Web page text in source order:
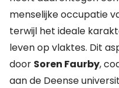
menselijke occupatie
terwijl het ideale
leven op vlaktes. Dit
door Soren Faurby,
aan de Deense